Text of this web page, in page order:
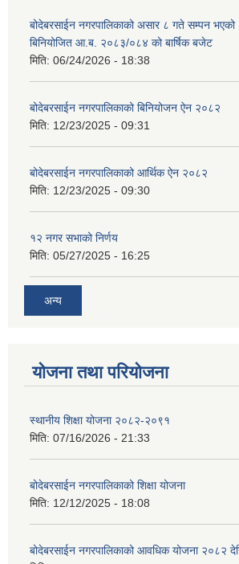
बोदेबरसाईन नगरपालिकाको असार ८ गते सम्पन
बिनियोजित आ.ब. २०८३/०८४ को बार्षिक बजेट
मिति: 06/24/2026 - 18:38
बोदेबरसाईन नगरपालिकाको बिनियोजन ऐन २०८२
मिति: 12/23/2025 - 09:31
बोदेबरसाईन नगरपालिकाको आर्थिक ऐन २०८२
मिति: 12/23/2025 - 09:30
१२ नगर सभाको निर्णय
मिति: 05/27/2025 - 16:25
अन्य
योजना तथा परियोजना
स्थानीय शिक्षा योजना २०८२-२०९१
मिति: 07/16/2026 - 21:33
बोदेबरसाईन नगरपालिकाको शिक्षा योजना
मिति: 12/12/2025 - 18:08
बोदेबरसाईन नगरपालिकाको आवधिक योजना २०८२